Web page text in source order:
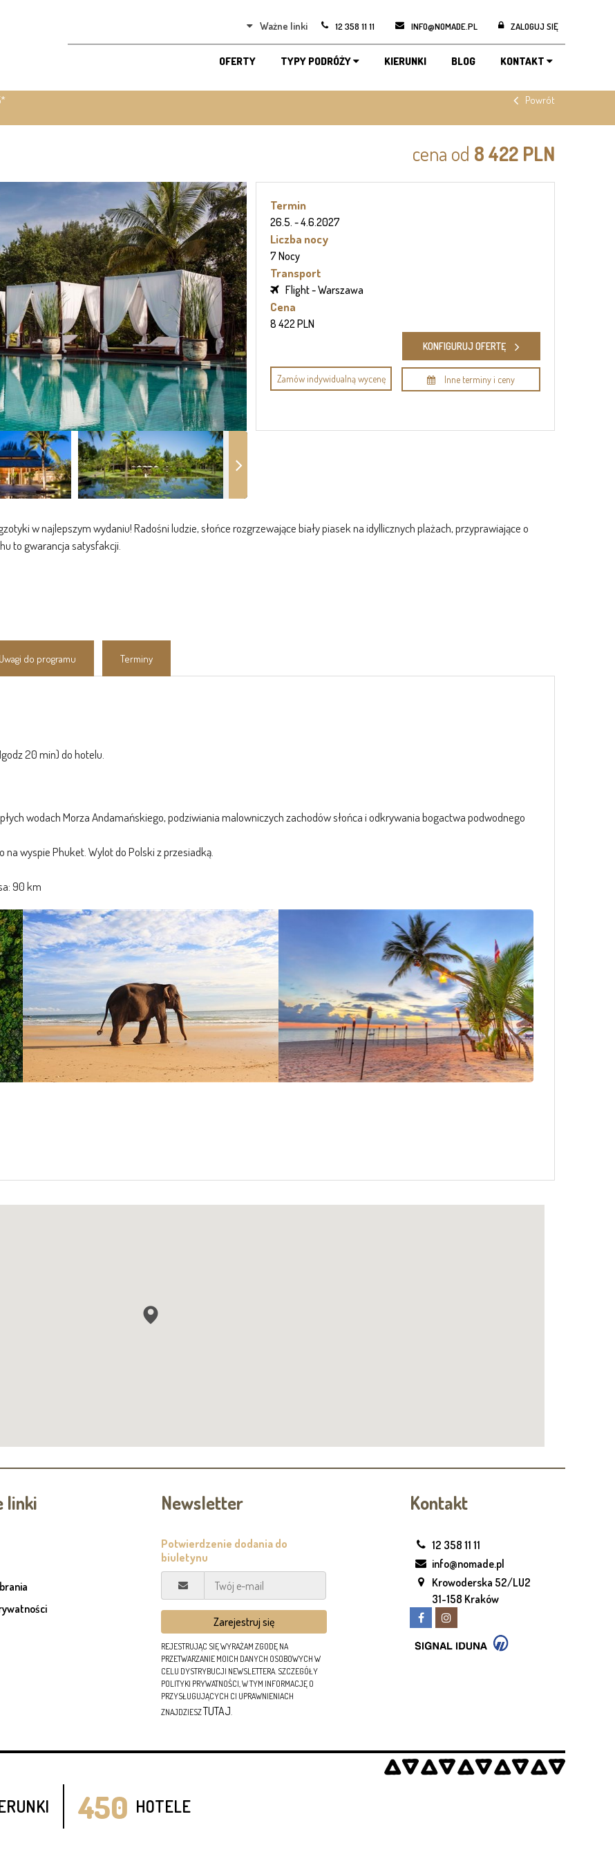
ZALOGUJ SIĘ
INFO@NOMADE.PL
12 358 11 11
Ważne linki
OFERTY TYPY PODRÓŻY KIERUNKI BLOG KONTAKT
Powrót
cena od 8 422 PLN
Termin
26.5. - 4.6.2027
Liczba nocy
7 Nocy
Transport
Flight- Warszawa
Cena
8 422 PLN
Zamów indywidualną wycenę
KONFIGURUJ OFERTĘ
Inne terminy i ceny
w najlepszym wydaniu! Radośni ludzie, słońce rozgrzewające biały piasek na idyllicznych plażach, przyprawiające o
to gwarancja satysfakcji.
Uwagi do programu Terminy
20 min) do hotelu.
wodach Morza Andamańskiego, podziwiania malowniczych zachodów słońca i odkrywania bogactwa podwodnego
wyspie Phuket. Wylot do Polski z przesiadką.
90 km
linki Newsletter
REJESTRUJĄC SIĘ WYRAŻAM ZGODĘ NA
PRZETWARZANIE MOICH DANYCH OSOBOWYCH W
CELU DYSTRYBUCJI NEWSLETTERA. SZCZEGÓŁY
POLITYKI PRYWATNOŚCI, W TYM INFORMACJĘ O
PRZYSŁUGUJĄCYCH CI UPRAWNIENIACH
ZNAJDZIESZTUTAJ
Kontakt
12 358 11 11
info@nomade.pl
Krowoderska 52/LU2
31-158 Kraków
450 HOTELE